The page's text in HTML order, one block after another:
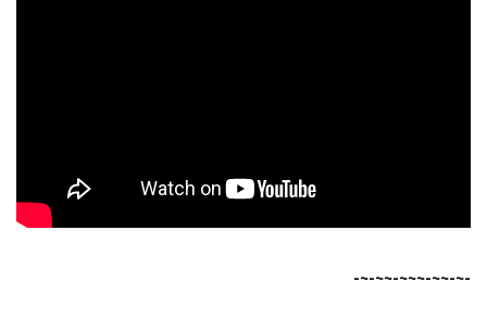
-~-~~-~~~-~~-~-